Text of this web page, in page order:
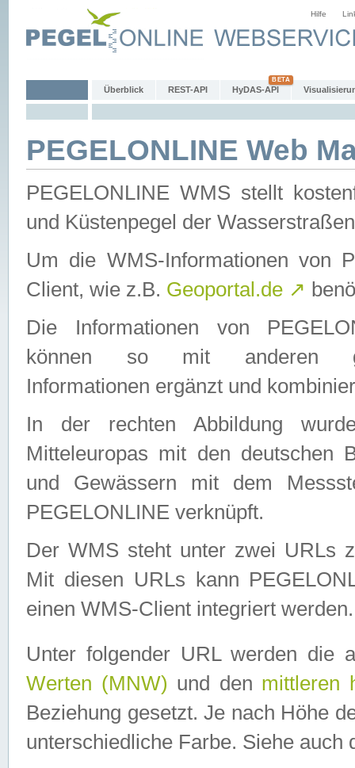
Hilfe
Überblick REST-API HyDAS-API
PEGELONLINE Web
PEGELONLINE WMS stellt
und Küstenpegel der
Um die WMS-Informationen von
Client, wie z.B. Geoportal.de ↗
Die Informationen von
können so mit anderen
Informationen ergänzt und
In der rechten Abbildung
Mitteleuropas mit den deutschen
und Gewässern mit dem
PEGELONLINE verknüpft.
Der WMS steht unter zwei URLs
Mit diesen URLs kann
einen WMS-Client integriert werden.
Unter folgender URL werden die
Werten (MNW) und den mittleren
Beziehung gesetzt. Je nach Höhe
unterschiedliche Farbe. Siehe auch